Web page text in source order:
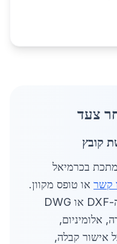
צעד
בכרמיאל
קשר או טופס מקוון.
בשנת 2026, העלו את קובץ ה-DXF או DWG
אלומיניום,
שעות נקבל אישור קבלה,